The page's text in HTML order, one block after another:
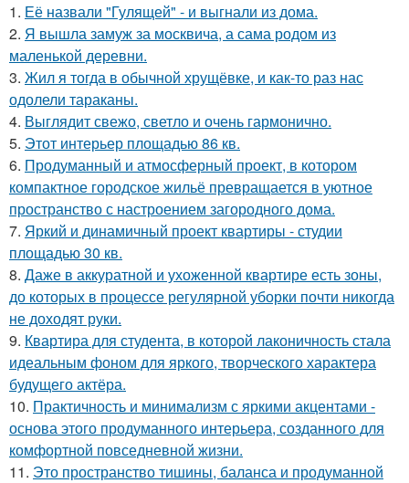
1. Её назвали "Гулящей" - и выгнали из дома.
2. Я вышла замуж за москвича, а сама родом из
маленькой деревни.
3. Жил я тогда в обычной хрущёвке, и как-то раз нас
одолели тараканы.
4. Выглядит свежо, светло и очень гармонично.
5. Этот интерьер площадью 86 кв.
6. Продуманный и атмосферный проект, в котором
компактное городское жильё превращается в уютное
пространство с настроением загородного дома.
7. Яркий и динамичный проект квартиры - студии
площадью 30 кв.
8. Даже в аккуратной и ухоженной квартире есть зоны,
до которых в процессе регулярной уборки почти никогда
не доходят руки.
9. Квартира для студента, в которой лаконичность стала
идеальным фоном для яркого, творческого характера
будущего актёра.
10. Практичность и минимализм с яркими акцентами -
основа этого продуманного интерьера, созданного для
комфортной повседневной жизни.
11. Это пространство тишины, баланса и продуманной